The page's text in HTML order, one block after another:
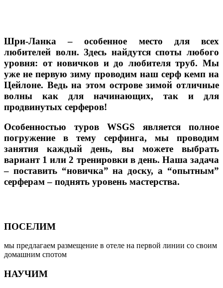
Шри-Ланка – особенное место для всех
любителей волн. Здесь найдутся споты любого
уровня: от новичков и до любителя труб. Мы
уже не первую зиму проводим наш серф кемп на
Цейлоне. Ведь на этом острове зимой отличные
волны как для начинающих, так и для
продвинутых серферов!
Особенностью туров WSGS является полное
погружение в тему серфинга, мы проводим
занятия каждый день, вы можете выбрать
вариант 1 или 2 тренировки в день. Наша задача
– поставить “новичка” на доску, а “опытным”
серферам – поднять уровень мастерства.
ПОСЕЛИМ
мы предлагаем размещение в отеле на первой линии со своим
домашним спотом
НАУЧИМ